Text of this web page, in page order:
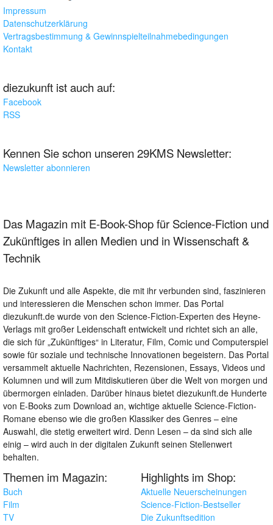
Impressum
Datenschutzerklärung
Vertragsbestimmung & Gewinnspielteilnahmebedingungen
Kontakt
diezukunft ist auch auf:
Facebook
RSS
Kennen Sie schon unseren 29KMS Newsletter:
Newsletter abonnieren
Das Magazin mit E-Book-Shop für Science-Fiction und
Zukünftiges in allen Medien und in Wissenschaft &
Technik
Die Zukunft und alle Aspekte, die mit ihr verbunden sind, faszinieren
und interessieren die Menschen schon immer. Das Portal
diezukunft.de wurde von den Science-Fiction-Experten des Heyne-
Verlags mit großer Leidenschaft entwickelt und richtet sich an alle,
die sich für „Zukünftiges“ in Literatur, Film, Comic und Computerspiel
sowie für soziale und technische Innovationen begeistern. Das Portal
versammelt aktuelle Nachrichten, Rezensionen, Essays, Videos und
Kolumnen und will zum Mitdiskutieren über die Welt von morgen und
übermorgen einladen. Darüber hinaus bietet diezukunft.de Hunderte
von E-Books zum Download an, wichtige aktuelle Science-Fiction-
Romane ebenso wie die großen Klassiker des Genres – eine
Auswahl, die stetig erweitert wird. Denn Lesen – da sind sich alle
einig – wird auch in der digitalen Zukunft seinen Stellenwert
behalten.
Themen im Magazin:
Buch
Film
TV
Highlights im Shop:
Aktuelle Neuerscheinungen
Science-Fiction-Bestseller
Die Zukunftsedition